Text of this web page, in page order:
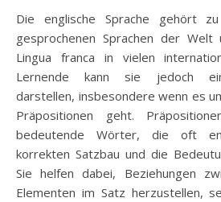
Die englische Sprache gehört zu den am häufigsten
gesprochenen Sprachen der
Lingua franca in vielen
Lernende kann sie jedoch
darstellen, insbesondere wenn es
Präpositionen geht.
bedeutende Wörter, die oft
korrekten Satzbau und die
Sie helfen dabei, Beziehungen
Elementen im Satz herzustellen,